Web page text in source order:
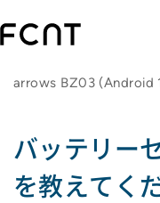
arrows BZ03 (Android
バッテリー
を教えてく